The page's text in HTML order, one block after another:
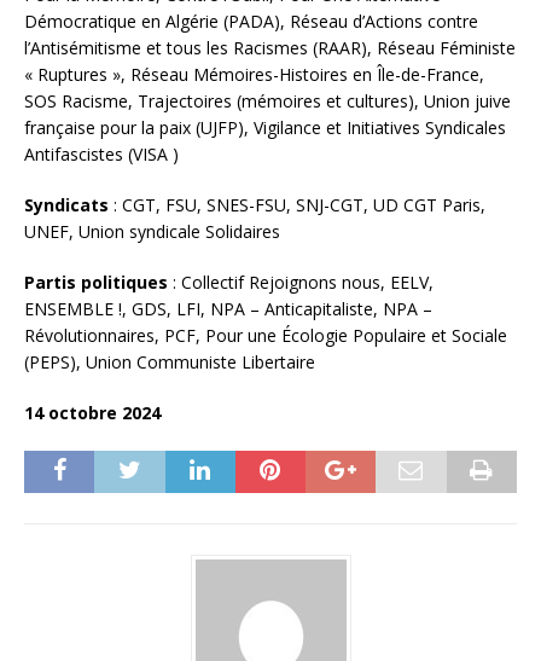
Démocratique en Algérie (PADA), Réseau d’Actions contre
l’Antisémitisme et tous les Racismes (RAAR), Réseau Féministe
« Ruptures », Réseau Mémoires-Histoires en Île-de-France,
SOS Racisme, Trajectoires (mémoires et cultures), Union juive
française pour la paix (UJFP), Vigilance et Initiatives Syndicales
Antifascistes (VISA )
Syndicats : CGT, FSU, SNES-FSU, SNJ-CGT, UD CGT Paris,
UNEF, Union syndicale Solidaires
Partis politiques : Collectif Rejoignons nous, EELV,
ENSEMBLE !, GDS, LFI, NPA – Anticapitaliste, NPA –
Révolutionnaires, PCF, Pour une Écologie Populaire et Sociale
(PEPS), Union Communiste Libertaire
14 octobre 2024